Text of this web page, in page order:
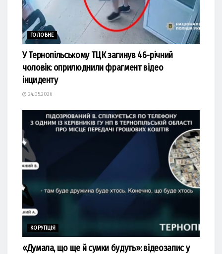
ГОЛОВНЕ
У Тернопільському ТЦК загинув 46-річний
чоловік: оприлюднили фрагмент відео
інциденту
24.05.2026
КОРУПЦІЯ
«Думала, що ще й сумки будуть»: відеозапис у